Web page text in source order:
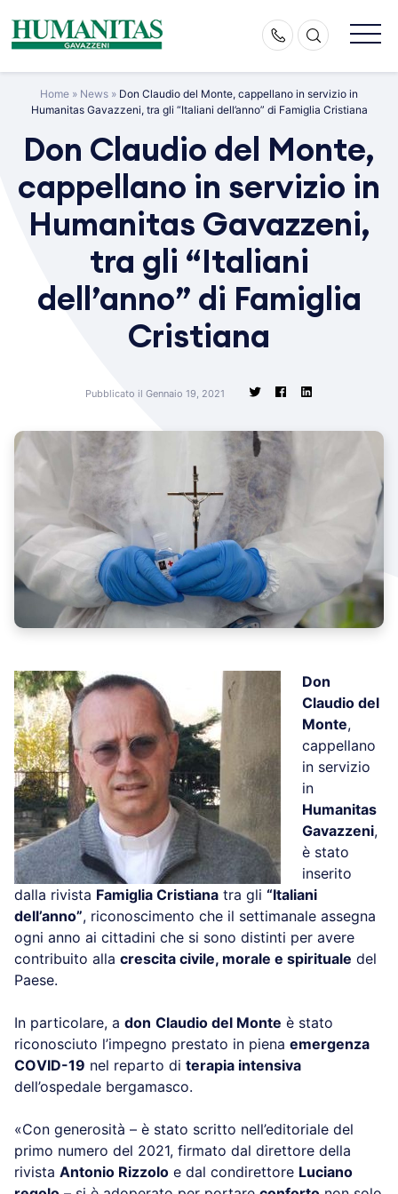
content
Home » News » Don Claudio del Monte, cappellano in servizio in
Humanitas Gavazzeni, tra gli “Italiani dell’anno” di Famiglia Cristiana
Don Claudio del Monte,
cappellano in servizio in
Humanitas Gavazzeni,
tra gli “Italiani
dell’anno” di Famiglia
Cristiana
Pubblicato il Gennaio 19, 2021
Don
Claudio del
Monte,
cappellano
in servizio
in
Humanitas
Gavazzeni,
è stato
inserito
dalla rivista Famiglia Cristiana tra gli “Italiani
dell’anno”, riconoscimento che il settimanale assegna
ogni anno ai cittadini che si sono distinti per avere
contribuito alla crescita civile, morale e spirituale del
Paese.
In particolare, a don Claudio del Monte è stato
riconosciuto l’impegno prestato in piena emergenza
COVID-19 nel reparto di terapia intensiva
dell’ospedale bergamasco.
«Con generosità – è stato scritto nell’editoriale del
primo numero del 2021, firmato dal direttore della
rivista Antonio Rizzolo e dal condirettore Luciano